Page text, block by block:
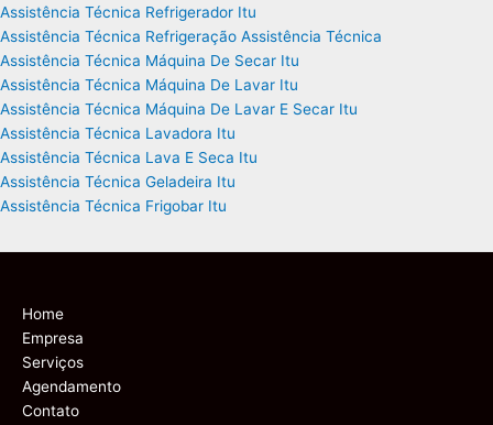
Assistência Técnica Refrigerador Itu
Assistência Técnica Refrigeração Assistência Técnica
Assistência Técnica Máquina De Secar Itu
Assistência Técnica Máquina De Lavar Itu
Assistência Técnica Máquina De Lavar E Secar Itu
Assistência Técnica Lavadora Itu
Assistência Técnica Lava E Seca Itu
Assistência Técnica Geladeira Itu
Assistência Técnica Frigobar Itu
Home
Empresa
Serviços
Agendamento
Contato